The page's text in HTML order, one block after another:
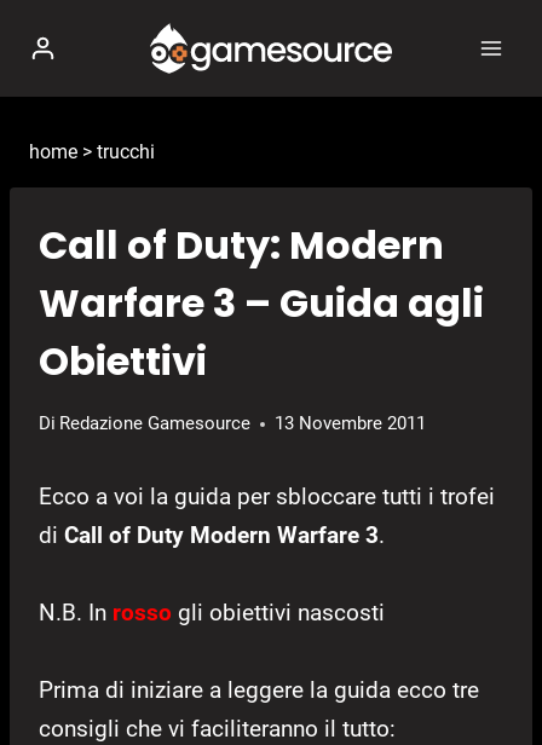
contenuto
home > trucchi
Call of Duty: Modern
Warfare 3 – Guida agli
Obiettivi
Di Redazione Gamesource 13 Novembre 2011
Ecco a voi la guida per sbloccare tutti i trofei
di Call of Duty Modern Warfare 3.
N.B. In rosso gli obiettivi nascosti
Prima di iniziare a leggere la guida ecco tre
consigli che vi faciliteranno il tutto: